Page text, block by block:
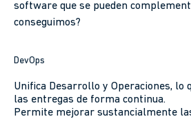
software que se pueden
conseguimos?
DevOps
Unifica Desarrollo y Operaciones, lo
las entregas de forma continua.
Permite mejorar sustancialmente